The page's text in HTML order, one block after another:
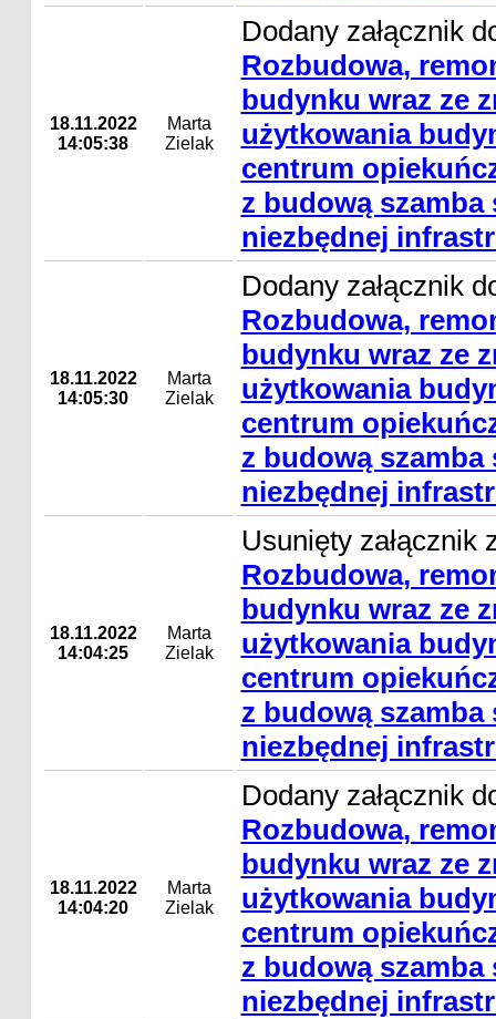
18.11.2022
14:05:38
Marta
Zielak
Dodany załącznik
Rozbudowa,
budynku wraz ze
użytkowania
centrum
z budową szamba
niezbędnej
18.11.2022
14:05:30
Marta
Zielak
Dodany załącznik
Rozbudowa,
budynku wraz ze
użytkowania
centrum
z budową szamba
niezbędnej
18.11.2022
14:04:25
Marta
Zielak
Usunięty załącznik
Rozbudowa,
budynku wraz ze
użytkowania
centrum
z budową szamba
niezbędnej
18.11.2022
14:04:20
Marta
Zielak
Dodany załącznik
Rozbudowa,
budynku wraz ze
użytkowania
centrum
z budową szamba
niezbędnej